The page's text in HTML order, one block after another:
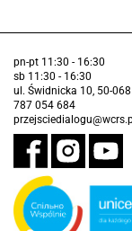
pn-pt 11:30 - 16:30
sb 11:30 - 16:30
ul. Świdnicka 10, 50-068
787 054 684